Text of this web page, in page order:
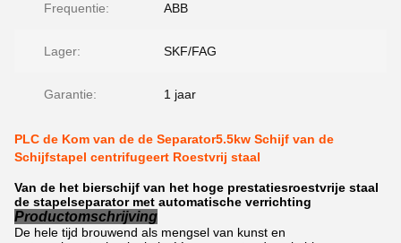
Frequentie: ABB
Lager: SKF/FAG
Garantie: 1 jaar
PLC de Kom van de de Separator5.5kw Schijf van de
Schijfstapel centrifugeert Roestvrij staal
Van de het bierschijf van het hoge prestatiesroestvrije staal
de stapelseparator met automatische verrichting
Productomschrijving
De hele tijd brouwend als mengsel van kunst en